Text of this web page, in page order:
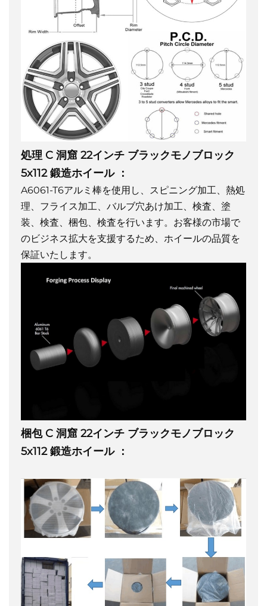
処理 C 洞窟 22インチ ブラックモノブロック
5x112 鍛造ホイール ：
A6061-T6アルミ棒を使用し、スピニング加工、熱処
理、フライス加工、バルブ穴あけ加工、検査、塗
装、検査、梱包、検査を行います。お客様の市場で
のビジネス拡大を支援するため、ホイールの品質を
保証いたします。
梱包 C 洞窟 22インチ ブラックモノブロック
5x112 鍛造ホイール ：